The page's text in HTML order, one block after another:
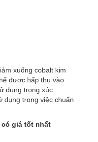
xuống cobalt kim
được hấp thụ vào
dụng trong xúc
dụng trong việc chuẩn
giá tốt nhất